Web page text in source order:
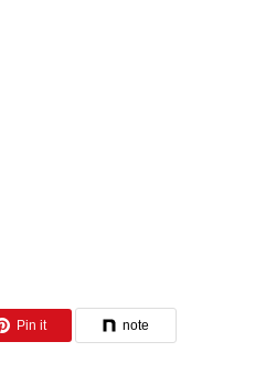
Pin it note